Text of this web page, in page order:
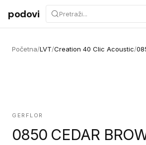
Preskoči na sadržaj
podovi
Početna/LVT/Creation 40 Clic Acoustic/
GERFLOR
0850 CEDAR